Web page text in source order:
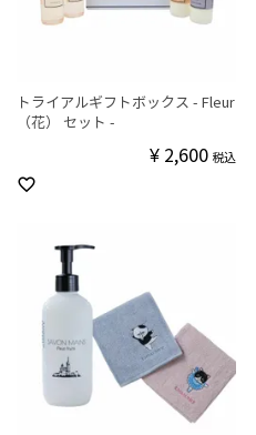
トライアルギフトボックス - Fleur
（花） セット -
¥ 2,600 税込